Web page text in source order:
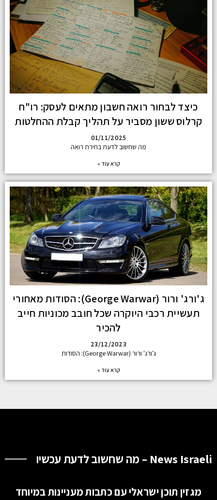
כיצד לבחור רואה חשבון מתאים לעסק: רו"ח
קרלוס ששון מסביר על תהליך קבלת ההחלטות
01/11/2025
מה שחשוב לדעת בחירת רואה
קרא עוד »
ג'ורג' ורור (George Warwar): הסודות מאחורי
תעשיית רכבי היוקרה שכל חובב מכוניות חייב
להכיר
23/12/2023
ג'ורג' ורור (George Warwar): הסודות
קרא עוד »
News Israeli – מה שחשוב לדעת עכשיו
מגזין תוכן ישראלי עם כתבות מעניינות במיוחד